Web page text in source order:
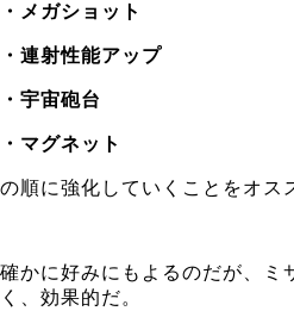
・メガショット
・連射性能アップ
・宇宙砲台
・マグネット
の順に強化していくことをオス
確かに好みにもよるのだが、ミ
く、効果的だ。